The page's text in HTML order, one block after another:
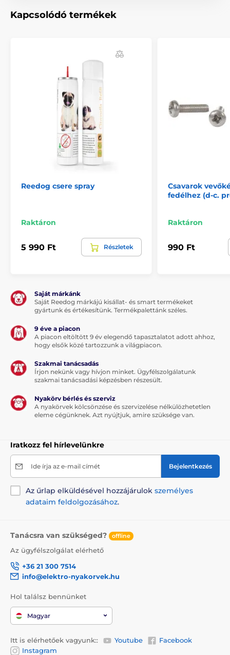
Kapcsolódó termékek
Reedog csere spray
Raktáron
5 990 Ft Részletek
Csavarok
fedélhez (d-c.
Raktáron
990 Ft
Saját márkánk
Saját Reedog márkájú kisállat- és smart termékeket
gyártunk és értékesítünk. Termékpalettánk széles.
9 éve a piacon
A piacon eltöltött 9 év elegendő tapasztalatot adott ahhoz,
hogy elsők közé tartozzunk a világpiacon.
Szakmai tanácsadás
Írjon nekünk vagy hívjon minket. Ügyfélszolgálatunk
szakmai tanácsadási képzésben részesült.
Nyakörv bérlés és szerviz
A nyakörvek kölcsönzése és szervizelése nélkülözhetetlen
eleme cégünknek. Azt nyújtjuk, amire szüksége van.
Iratkozz fel hírlevelünkre
Ide írja az e-mail címét Bejelentkezés
Az űrlap elküldésével hozzájárulok személyes
adataim feldolgozásához.
Tanácsra van szükséged? offline
Az ügyfélszolgálat elérhető
+36 21 300 7514
info@elektro-nyakorvek.hu
Hol találsz bennünket
Magyar
Itt is elérhetőek vagyunk:: Youtube
Facebook
Instagram